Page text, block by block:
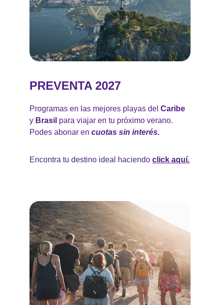
PREVENTA 2027
Programas en las mejores playas del Caribe
y Brasil para viajar en tu próximo verano.
Podes abonar en cuotas sin interés.
Encontra tu destino ideal haciendo click aquí.